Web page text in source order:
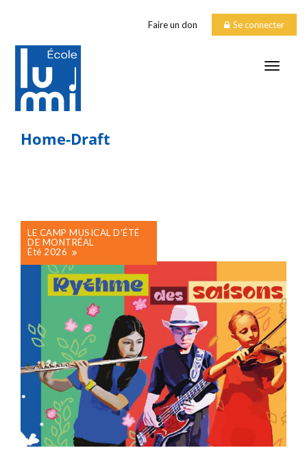
Faire un don Se connecter
Home-Draft
LE CAMP MUSICAL D'ÉTÉ
DE MONTRÉAL
Été 2026